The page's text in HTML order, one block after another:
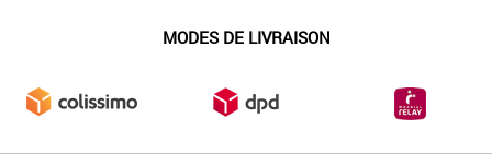
MODES DE LIVRAISON